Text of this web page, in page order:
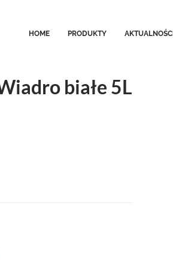
HOME PRODUKTY AKTUALNOŚCI
białe 5L